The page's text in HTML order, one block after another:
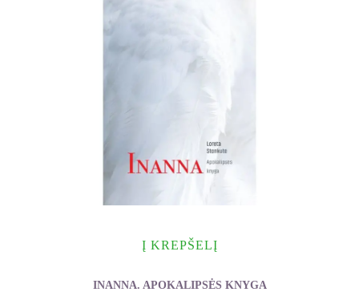
Į KREPŠELĮ
INANNA. APOKALIPSĖS KNYGA